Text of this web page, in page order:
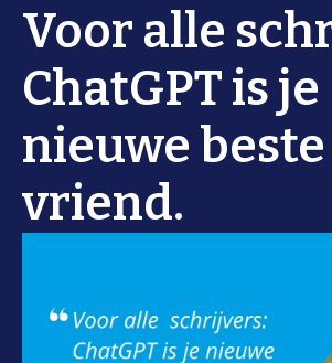
Voor alle
ChatGPT is je
nieuwe beste
vriend.